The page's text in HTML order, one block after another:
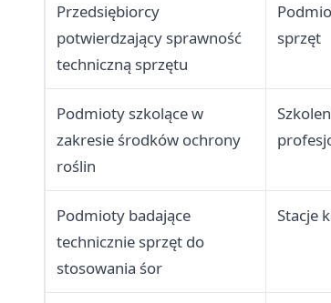
Przedsiębiorcy
potwierdzający sprawność
techniczną sprzętu
sprzęt
Podmioty szkolące w
zakresie środków ochrony
roślin
Podmioty badające
technicznie sprzęt do
stosowania śor
Stacje